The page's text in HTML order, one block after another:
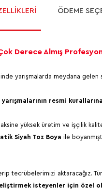
ÖDEME
Derece Almış
yarışmalarda meydana
resmi
yüksek üretim ve işçilik
Siyah Toz Boya ile
tecrübelerimizi aktaracağız.
isteyenler için özel